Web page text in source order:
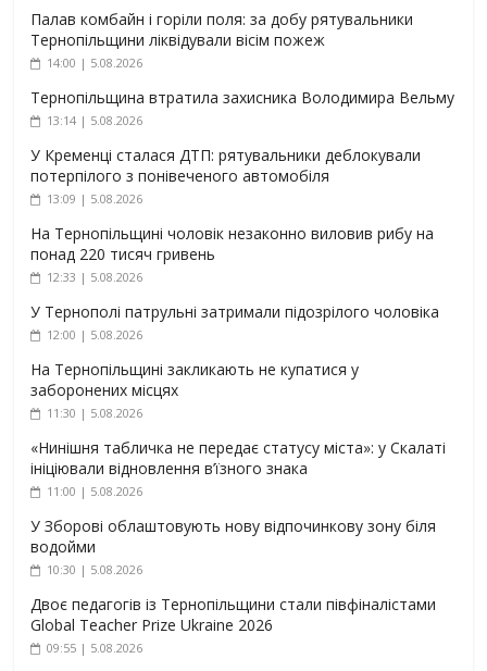
Палав комбайн і горіли поля: за добу рятувальники
Тернопільщини ліквідували вісім пожеж
14:00 | 5.08.2026
Тернопільщина втратила захисника Володимира Вельму
13:14 | 5.08.2026
У Кременці сталася ДТП: рятувальники деблокували
потерпілого з понівеченого автомобіля
13:09 | 5.08.2026
На Тернопільщині чоловік незаконно виловив рибу на
понад 220 тисяч гривень
12:33 | 5.08.2026
У Тернополі патрульні затримали підозрілого чоловіка
12:00 | 5.08.2026
На Тернопільщині закликають не купатися у
заборонених місцях
11:30 | 5.08.2026
«Нинішня табличка не передає статусу міста»: у Скалаті
ініціювали відновлення в’їзного знака
11:00 | 5.08.2026
У Зборові облаштовують нову відпочинкову зону біля
водойми
10:30 | 5.08.2026
Двоє педагогів із Тернопільщини стали півфіналістами
Global Teacher Prize Ukraine 2026
09:55 | 5.08.2026